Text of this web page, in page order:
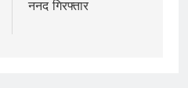
ननद गिरफ्तार